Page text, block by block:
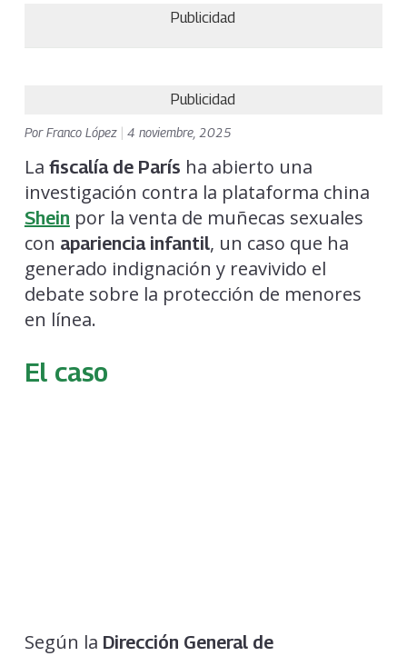
Publicidad
Publicidad
PorFranco López 4 noviembre, 2025
La fiscalía de París ha abierto una
investigación contra la plataforma china
Shein por la venta de muñecas sexuales
con apariencia infantil, un caso que ha
generado indignación y reavivido el
debate sobre la protección de menores
en línea.
El caso
Según la Dirección General de